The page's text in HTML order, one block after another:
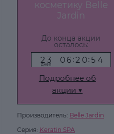
косметику Belle
Jardin
До конца акции
осталось:
2 3
дней
0
0
6
6 :
2
2
0
0:5 4
Подробнее об
акции ▼
Производитель: Belle Jardin
Серия: Keratin SPA